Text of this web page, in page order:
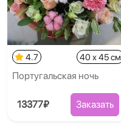
4.7 40 x 45 см
Португальская ночь
13377₽ Заказать